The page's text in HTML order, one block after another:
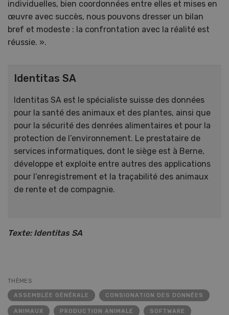
individuelles, bien coordonnées entre elles et mises en
œuvre avec succès, nous pouvons dresser un bilan
bref et modeste : la confrontation avec la réalité est
réussie. ».
Identitas SA
Identitas SA est le spécialiste suisse des données
pour la santé des animaux et des plantes, ainsi que
pour la sécurité des denrées alimentaires et pour la
protection de l’environnement. Le prestataire de
services informatiques, dont le siège est à Berne,
développe et exploite entre autres des applications
pour l’enregistrement et la traçabilité des animaux
de rente et de compagnie.
Texte: Identitas SA
THÈMES
ASSEMBLÉE GÉNÉRALE CONSIGNATION DES DONNÉES
ANIMAUX PRODUCTION ANIMALE SOFTWARE